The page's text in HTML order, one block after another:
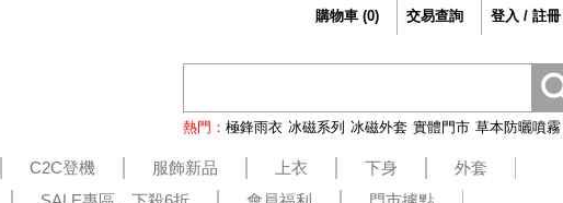
熱門： 極鋒雨衣 冰磁系列 冰磁外套 實體門市 草本防曬噴霧
C2C登機 服飾新品 上衣 下身
外套
購物車 (0) 交易查詢 登入 / 註冊